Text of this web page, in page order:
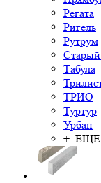
Регата
Ригель
Рутрум
Табула
ТРИО
Туртур
Урбан
+ ЕЩЕ